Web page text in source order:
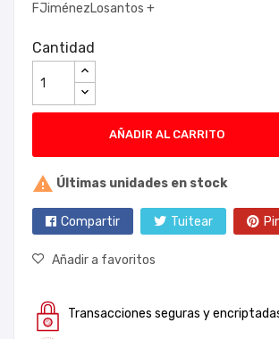
FJiménezLosantos +
Cantidad
AÑADIR AL CARRITO
 Últimas unidades en stock
Compartir Tuitear
Añadir a favoritos
Transacciones seguras y